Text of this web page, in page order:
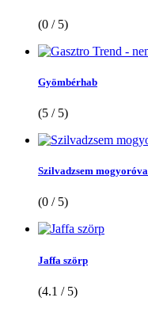
(0 / 5)
Gyömbérhab
(5 / 5)
Szilvadzsem
(0 / 5)
Jaffa szörp
(4.1 / 5)